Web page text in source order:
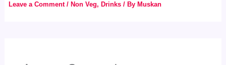
Leave a Comment / Non Veg, Drinks / By Muskan